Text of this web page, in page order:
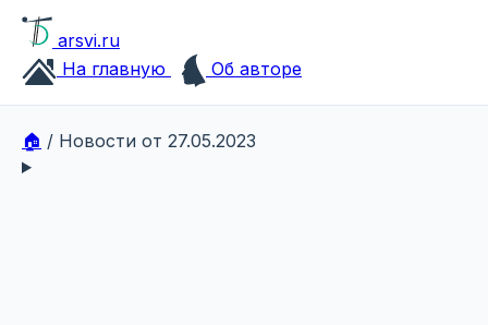
arsvi.ru
На главную
Об авторе
🏠 / Новости от 27.05.2023